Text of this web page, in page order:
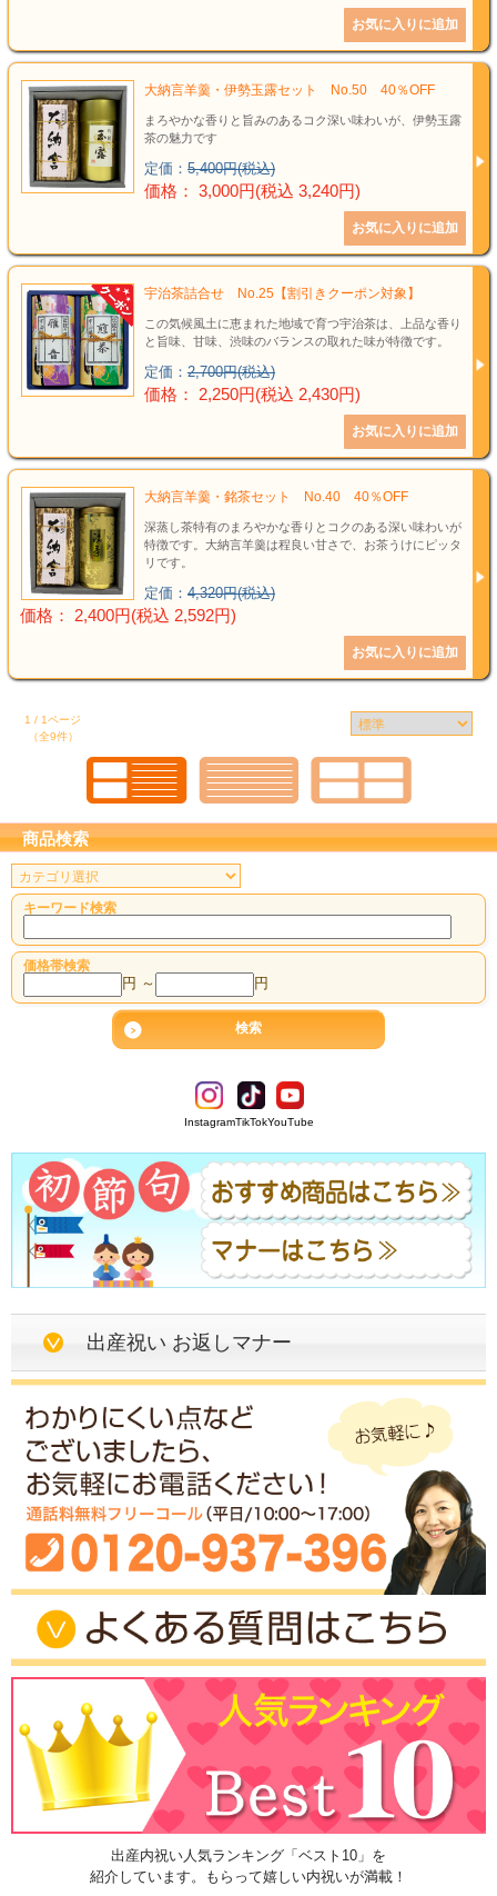
大納言羊羹・伊勢玉露セット No.50 40％OFF
まろやかな香りと旨みのあるコク深い味わいが、伊勢玉露
茶の魅力です
定価： 5,400円(税込)
価格： 3,000円(税込 3,240円)
宇治茶詰合せ No.25【割引きクーポン対象】
この気候風土に恵まれた地域で育つ宇治茶は、上品な香り
と旨味、甘味、渋味のバランスの取れた味が特徴です。
定価： 2,700円(税込)
価格： 2,250円(税込 2,430円)
大納言羊羹・銘茶セット No.40 40％OFF
深蒸し茶特有のまろやかな香りとコクのある深い味わいが
特徴です。大納言羊羹は程良い甘さで、お茶うけにピッタ
リです。
定価： 4,320円(税込)
価格： 2,400円(税込 2,592円)
1 / 1ページ
（全9件）
商品検索
キーワード検索
価格帯検索
円 ～ 円
InstagramTikTokYouTube
出産祝い お返しマナー
出産内祝い人気ランキング「ベスト10」を
紹介しています。もらって嬉しい内祝いが満載！